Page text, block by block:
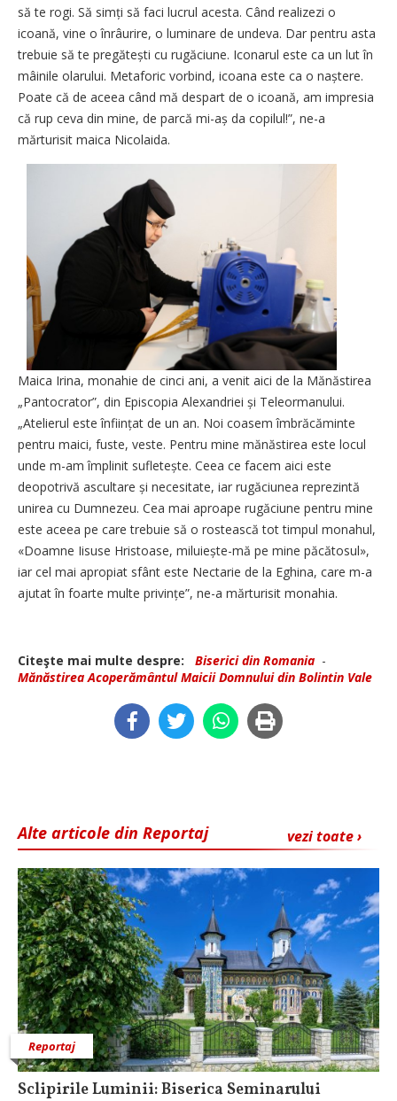
să te rogi. Să simți să faci lucrul acesta. Când realizezi o
icoană, vine o înrâurire, o luminare de undeva. Dar pentru asta
trebuie să te pregătești cu rugăciune. Iconarul este ca un lut în
mâinile olarului. Metaforic vorbind, icoana este ca o naștere.
Poate că de aceea când mă despart de o icoană, am impresia
că rup ceva din mine, de parcă mi-aș da copilul!”, ne-a
mărturisit maica Nicolaida.
Maica Irina, monahie de cinci ani, a venit aici de la Mănăstirea
„Pantocrator”, din Episcopia Alexandriei și Teleormanului.
„Atelierul este înființat de un an. Noi coasem îmbrăcăminte
pentru maici, fuste, veste. Pentru mine mănăstirea este locul
unde m-am împlinit sufletește. Ceea ce facem aici este
deopotrivă ascultare și necesitate, iar rugăciunea reprezintă
unirea cu Dumnezeu. Cea mai aproape rugăciune pentru mine
este aceea pe care trebuie să o rostească tot timpul monahul,
«Doamne Iisuse Hristoase, miluiește-mă pe mine păcătosul»,
iar cel mai apropiat sfânt este Nectarie de la Eghina, care m-a
ajutat în foarte multe privințe”, ne-a mărturisit monahia.
Citeşte mai multe despre: Biserici din Romania -
Mănăstirea Acoperământul Maicii Dom­­nului din Bolintin Vale
vezi toate ›
Alte articole din Reportaj
Reportaj
Sclipirile Luminii: Biserica Seminarului